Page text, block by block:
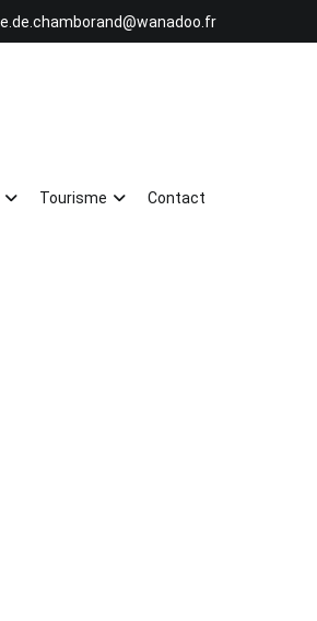
Tourisme Contact